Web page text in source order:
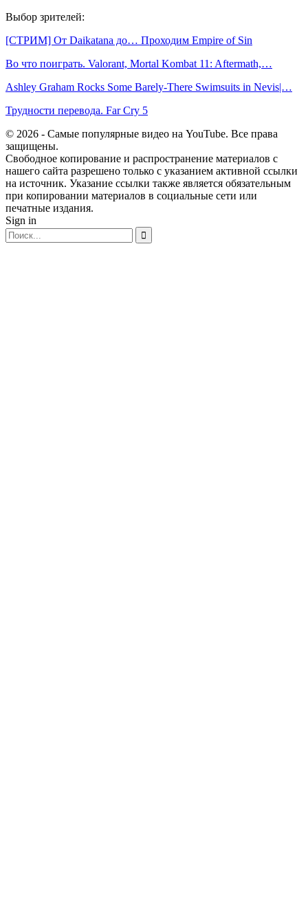
Выбор зрителей:
[СТРИМ] От Daikatana до… Проходим Empire of Sin
Во что поиграть. Valorant, Mortal Kombat 11: Aftermath,…
Ashley Graham Rocks Some Barely-There Swimsuits in Nevis|…
Трудности перевода. Far Cry 5
© 2026 - Самые популярные видео на YouTube. Все права
защищены.
Свободное копирование и распространение материалов с
нашего сайта разрешено только с указанием активной ссылки
на источник. Указание ссылки также является обязательным
при копировании материалов в социальные сети или
печатные издания.
Sign in